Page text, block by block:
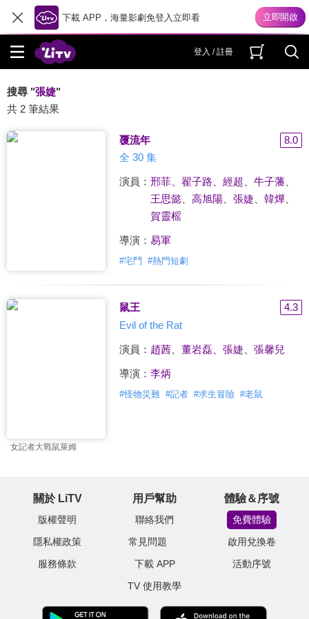
下載 APP，海量影劇免登入立即看
登入 / 註冊
搜尋 "張婕"
共 2 筆結果
覆流年
8.0
全 30 集
演員： 邢菲、 翟子路 經超 牛子藩、
王思懿、 高旭陽、 張婕 韓燁、
賀靈榣
導演： 易軍
#宅鬥 #熱門短劇
女記者大戰鼠萊姆
鼠王
4.3
Evil of the Rat
演員： 趙茜、 董岩磊、 張婕 張馨兒
導演： 李炳
#怪物災難 #記者 #求生冒險 #老鼠
關於 LiTV
版權聲明
隱私權政策
服務條款
用戶幫助
聯絡我們
常見問題
下載 APP
TV 使用教學
體驗＆序號
免費體驗
啟用兌換卷
活動序號